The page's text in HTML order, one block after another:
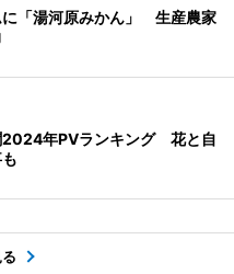
に「湯河原みかん」 生産農家
2024年PVランキング 花と自